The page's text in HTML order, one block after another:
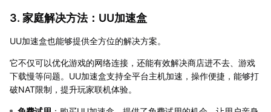
3. 家庭解决方法：UU加速盒
UU加速盒也能够提供全方位的解决方案。
它不仅可以优化游戏的网络连接，还能有效解决商店进不去、游戏
下载慢等问题。UU加速盒支持全平台主机加速，操作便捷，能够打
破NAT限制，提升玩家联机体验。